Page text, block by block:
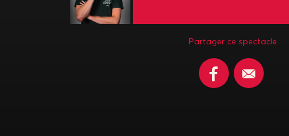
Partager ce spectacle